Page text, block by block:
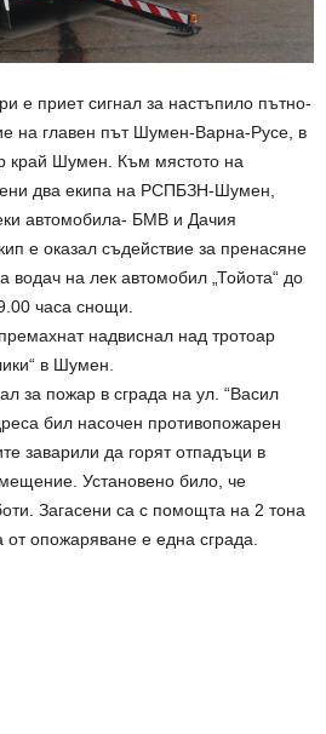
е приет сигнал за настъпило пътно-
на главен път Шумен-Варна-Русе, в
край Шумен. Към мястото на
два екипа на РСПБЗН-Шумен,
автомобила- БМВ и Дачия
е оказал съдействие за пренасяне
на лек автомобил „Тойота“ до
часа снощи.
надвиснал над тротоар
в Шумен.
за пожар в сграда на ул. “Васил
бил насочен противопожарен
заварили да горят отпадъци в
Установено било, че
Загасени са с помощта на 2 тона
от опожаряване е една сграда.